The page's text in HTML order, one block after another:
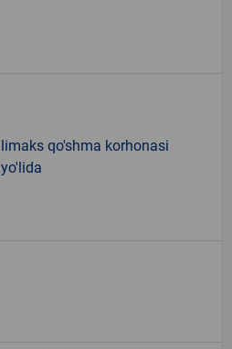
limaks qo'shma korhonasi
yo'lida